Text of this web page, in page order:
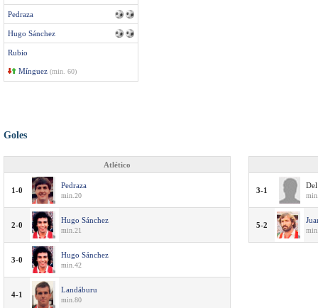
Pedraza
Hugo Sánchez
Rubio
Mínguez (min. 60)
Goles
Atlético
1-0
Pedraza
min.20
2-0
Hugo Sánchez
min.21
3-0
Hugo Sánchez
min.42
4-1
Landáburu
min.80
3-1
5-2